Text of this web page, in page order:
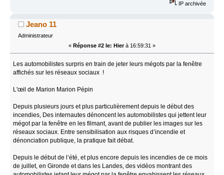
IP archivée
Jeano 11
Administrateur
« Réponse #2 le: Hierà 16:59:31 »
Les automobilistes surpris en train de jeter leurs mégots par la fenêtre
affichés sur les réseaux sociaux !
L'œil de Marion Marion Pépin
Depuis plusieurs jours et plus particulièrement depuis le début des
incendies, Des internautes dénoncent les automobilistes qui jettent leur
mégot par la fenêtre en les filmant, avant de publier les images sur les
réseaux sociaux. Entre sensibilisation aux risques d’incendie et
dénonciation publique, la pratique fait débat.
Depuis le début de l’été, et plus encore depuis les incendies de ce mois
de juillet, en Gironde et dans les Landes, des vidéos montrant des